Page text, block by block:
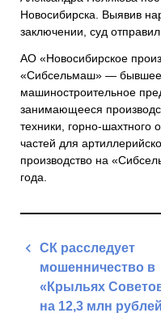
Новосибирска. Выявив
заключении, суд
АО «Новосибирское
«Сибсельмаш» —
машиностроительное
занимающееся
техники, горно-шахтного
частей для
производство на
года.
Навигация
записям
СК расследует
мошенничество в
«Крыльях
на 12,3 млн рублей